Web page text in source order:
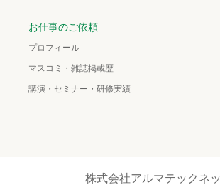
お仕事のご依頼
プロフィール
マスコミ・雑誌掲載歴
講演・セミナー・研修実績
株式会社アルマテックネ